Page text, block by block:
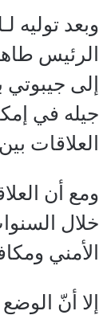
الرئيس
إلى
جيله في
العلاقات
ومع أن
خلال
الأمني
إلا أنّ